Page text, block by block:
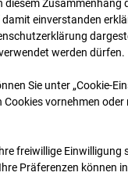
diesem Zusammenhang
damit ein­ver­standen
werden dürfen.
Sie unter „Cookie-
Cookies vornehmen
freiwillige
Prä­fe­renzen können